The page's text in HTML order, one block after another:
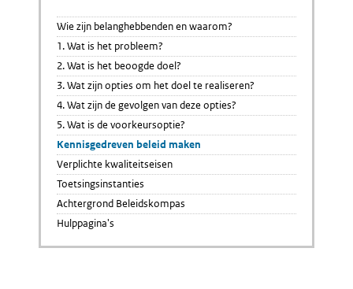
Wie zijn belanghebbenden en waarom?
1. Wat is het probleem?
2. Wat is het beoogde doel?
3. Wat zijn opties om het doel te realiseren?
4. Wat zijn de gevolgen van deze opties?
5. Wat is de voorkeursoptie?
Kennisgedreven beleid maken
Verplichte kwaliteitseisen
Toetsingsinstanties
Achtergrond Beleidskompas
Hulppagina's